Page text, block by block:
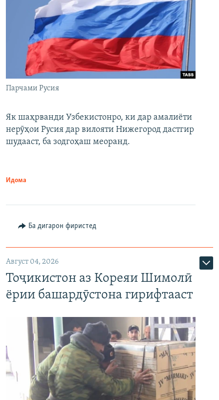
Парчами Русия
Як шаҳрванди Узбекистонро, ки дар амалиёти
нерӯҳои Русия дар вилояти Нижегород дастгир
шудааст, ба зодгоҳаш меоранд.
Идома
Ба дигарон фиристед
Август 04, 2026
Тоҷикистон аз Кореяи Шимолӣ
ёрии башардӯстона гирифтааст